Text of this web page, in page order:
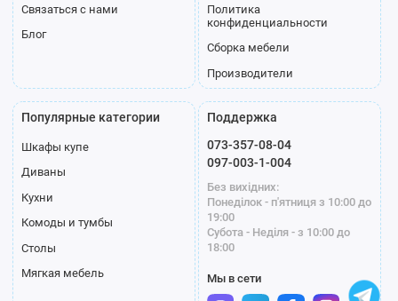
Связаться с нами
Блог
Политика
конфиденциальности
Сборка мебели
Производители
Популярные категории
Шкафы купе
Диваны
Кухни
Комоды и тумбы
Столы
Мягкая мебель
Поддержка
073-357-08-04
097-003-1-004
Без вихідних:
Понеділок - п'ятниця з 10:00 до
19:00
Субота - Неділя - з 10:00 до
18:00
Мы в сети